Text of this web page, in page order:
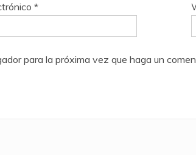
*
para la próxima vez que haga un